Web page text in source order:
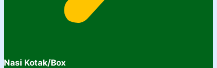
Nasi Kotak/Box